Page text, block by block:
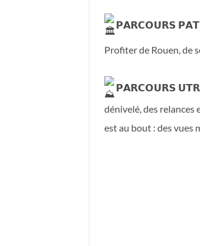
𝗣𝗔𝗥𝗖𝗢𝗨𝗥𝗦
Profiter de Rouen, de
𝗣𝗔𝗥𝗖𝗢𝗨𝗥𝗦 𝗨𝗧𝗥 –
dénivelé, des relances
est au bout : des vues